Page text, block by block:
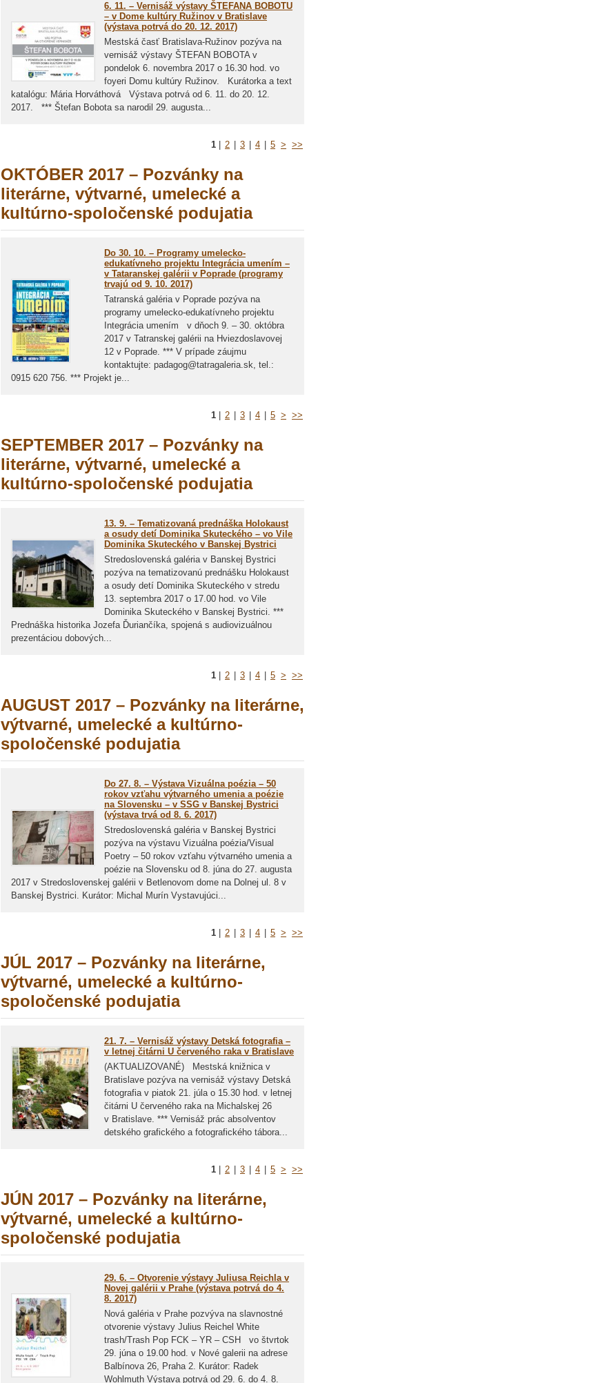
6. 11. – Vernisáž výstavy ŠTEFANA BOBOTU
– v Dome kultúry Ružinov v Bratislave
(výstava potrvá do 20. 12. 2017)
Mestská časť Bratislava-Ružinov pozýva na
vernisáž výstavy ŠTEFAN BOBOTA v
pondelok 6. novembra 2017 o 16.30 hod. vo
foyeri Domu kultúry Ružinov. Kurátorka a text
katalógu: Mária Horváthová Výstava potrvá od 6. 11. do 20. 12.
2017. *** Štefan Bobota sa narodil 29. augusta...
1 2 3 4 5 > >>
OKTÓBER 2017 – Pozvánky na
literárne, výtvarné, umelecké a
kultúrno-spoločenské podujatia
Do 30. 10. – Programy umelecko-
edukatívneho projektu Integrácia umením –
v Tataranskej galérii v Poprade (programy
trvajú od 9. 10. 2017)
Tatranská galéria v Poprade pozýva na
programy umelecko-edukatívneho projektu
Integrácia umením v dňoch 9. – 30. októbra
2017 v Tatranskej galérii na Hviezdoslavovej
12 v Poprade. *** V prípade záujmu
kontaktujte: padagog@tatragaleria.sk, tel.:
0915 620 756. *** Projekt je...
1 2 3 4 5 > >>
SEPTEMBER 2017 – Pozvánky na
literárne, výtvarné, umelecké a
kultúrno-spoločenské podujatia
13. 9. – Tematizovaná prednáška Holokaust
a osudy detí Dominika Skuteckého – vo Vile
Dominika Skuteckého v Banskej Bystrici
Stredoslovenská galéria v Banskej Bystrici
pozýva na tematizovanú prednášku Holokaust
a osudy detí Dominika Skuteckého v stredu
13. septembra 2017 o 17.00 hod. vo Vile
Dominika Skuteckého v Banskej Bystrici. ***
Prednáška historika Jozefa Ďuriančíka, spojená s audiovizuálnou
prezentáciou dobových...
1 2 3 4 5 > >>
AUGUST 2017 – Pozvánky na literárne,
výtvarné, umelecké a kultúrno-
spoločenské podujatia
Do 27. 8. – Výstava Vizuálna poézia – 50
rokov vzťahu výtvarného umenia a poézie
na Slovensku – v SSG v Banskej Bystrici
(výstava trvá od 8. 6. 2017)
Stredoslovenská galéria v Banskej Bystrici
pozýva na výstavu Vizuálna poézia/Visual
Poetry – 50 rokov vzťahu výtvarného umenia a
poézie na Slovensku od 8. júna do 27. augusta
2017 v Stredoslovenskej galérii v Betlenovom dome na Dolnej ul. 8 v
Banskej Bystrici. Kurátor: Michal Murín Vystavujúci...
1 2 3 4 5 > >>
JÚL 2017 – Pozvánky na literárne,
výtvarné, umelecké a kultúrno-
spoločenské podujatia
21. 7. – Vernisáž výstavy Detská fotografia –
v letnej čitárni U červeného raka v Bratislave
(AKTUALIZOVANÉ) Mestská knižnica v
Bratislave pozýva na vernisáž výstavy Detská
fotografia v piatok 21. júla o 15.30 hod. v letnej
čitárni U červeného raka na Michalskej 26
v Bratislave. *** Vernisáž prác absolventov
detského grafického a fotografického tábora...
1 2 3 4 5 > >>
JÚN 2017 – Pozvánky na literárne,
výtvarné, umelecké a kultúrno-
spoločenské podujatia
29. 6. – Otvorenie výstavy Juliusa Reichla v
Novej galérii v Prahe (výstava potrvá do 4.
8. 2017)
Nová galéria v Prahe pozvýva na slavnostné
otvorenie výstavy Julius Reichel White
trash/Trash Pop FCK – YR – CSH vo štvrtok
29. júna o 19.00 hod. v Nové galerii na adrese
Balbínova 26, Praha 2. Kurátor: Radek
Wohlmuth Výstava potrvá od 29. 6. do 4. 8.